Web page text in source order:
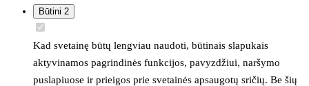
Būtini 2
Kad svetainę būtų lengviau naudoti, būtinais slapukais
aktyvinamos pagrindinės funkcijos, pavyzdžiui, naršymo
puslapiuose ir prieigos prie svetainės apsaugotų sričių. Be šių